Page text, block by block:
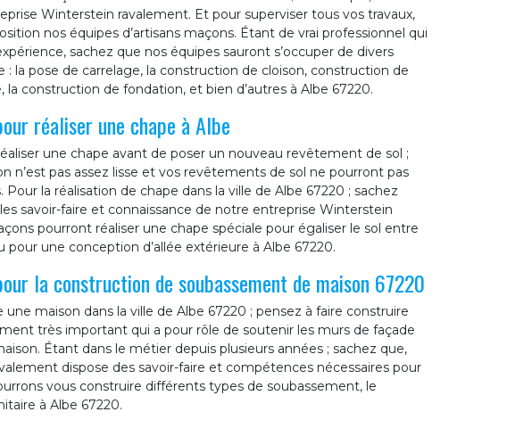
Winterstein ravalement. Et pour superviser tous vos travaux,
nos équipes d’artisans maçons. Étant de vrai professionnel qui
sachez que nos équipes sauront s’occuper de divers
: la pose de carrelage, la construction de cloison, construction de
construction de fondation, et bien d’autres à Albe 67220.
réaliser une chape à Albe
une chape avant de poser un nouveau revêtement de sol ;
n’est pas assez lisse et vos revêtements de sol ne pourront pas
la réalisation de chape dans la ville de Albe 67220 ; sachez
savoir-faire et connaissance de notre entreprise Winterstein
pourront réaliser une chape spéciale pour égaliser le sol entre
une conception d’allée extérieure à Albe 67220.
la construction de soubassement de maison 67220
maison dans la ville de Albe 67220 ; pensez à faire construire
très important qui a pour rôle de soutenir les murs de façade
Étant dans le métier depuis plusieurs années ; sachez que,
dispose des savoir-faire et compétences nécessaires pour
vous construire différents types de soubassement, le
à Albe 67220.